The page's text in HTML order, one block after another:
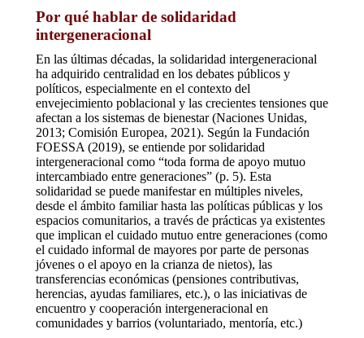
Por qué hablar de solidaridad
intergeneracional
En las últimas décadas, la solidaridad intergeneracional
ha adquirido centralidad en los debates públicos y
políticos, especialmente en el contexto del
envejecimiento poblacional y las crecientes tensiones que
afectan a los sistemas de bienestar (Naciones Unidas,
2013; Comisión Europea, 2021). Según la Fundación
FOESSA (2019), se entiende por solidaridad
intergeneracional como “toda forma de apoyo mutuo
intercambiado entre generaciones” (p. 5). Esta
solidaridad se puede manifestar en múltiples niveles,
desde el ámbito familiar hasta las políticas públicas y los
espacios comunitarios, a través de prácticas ya existentes
que implican el cuidado mutuo entre generaciones (como
el cuidado informal de mayores por parte de personas
jóvenes o el apoyo en la crianza de nietos), las
transferencias económicas (pensiones contributivas,
herencias, ayudas familiares, etc.), o las iniciativas de
encuentro y cooperación intergeneracional en
comunidades y barrios (voluntariado, mentoría, etc.)